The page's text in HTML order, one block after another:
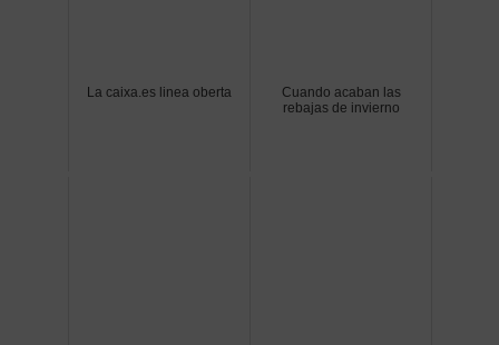
La caixa.es linea oberta
Cuando acaban las
rebajas de invierno